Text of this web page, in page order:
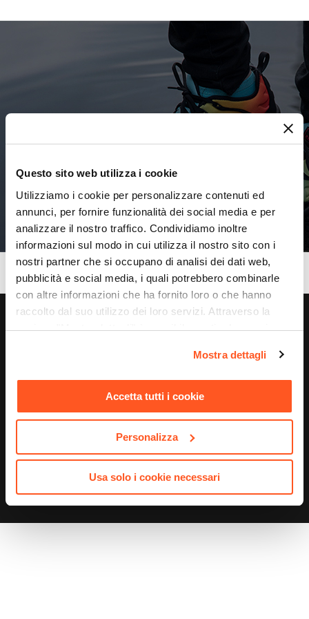
Questo sito web utilizza i cookie
Utilizziamo i cookie per personalizzare contenuti ed
annunci, per fornire funzionalità dei social media e per
analizzare il nostro traffico. Condividiamo inoltre
informazioni sul modo in cui utilizza il nostro sito con i
nostri partner che si occupano di analisi dei dati web,
pubblicità e social media, i quali potrebbero combinarle
con altre informazioni che ha fornito loro o che hanno
raccolto dal suo utilizzo dei loro servizi. Attraverso la
sezione "Mostra dettagli" è possibile gestire le proprie
momento. Per maggiori informazioni si invita a leggere la
nostraCookie Policy.
Mostra dettagli
Accetta tutti i cookie
Personalizza
Usa solo i cookie necessari
SHOP PAGE HEADER
Lecce (LE), Italia | C.F. e P. IVA 04388370753 | Capitale Sociale
10.000.000,00 €